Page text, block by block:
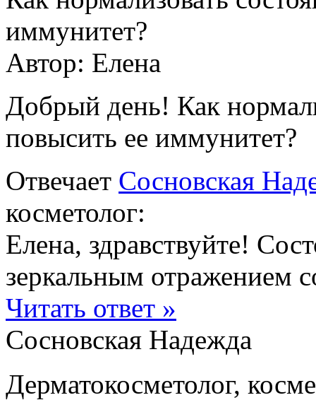
иммунитет?
Автор: Елена
Добрый день! Как
повысить ее иммунитет?
Отвечает Сосновская
косметолог:
Елена, здравствуйте!
зеркальным отражением
Читать ответ »
Сосновская Надежда
Дерматокосметолог,